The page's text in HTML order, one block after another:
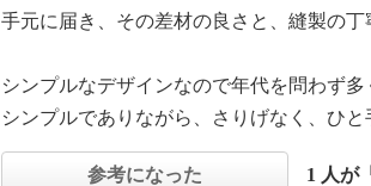
手元に届き、その差材の良さと、縫製の丁
シンプルなデザインなので年代を問わず
シンプルでありながら、さりげなく、ひ
参考になった 1 人が